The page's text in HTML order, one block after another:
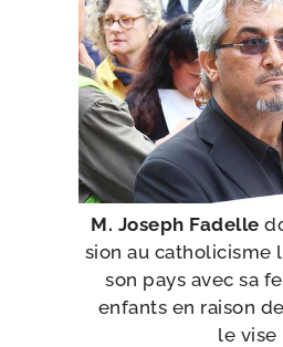
M. Joseph Fadelle
sion au catho­li­cisme
son pays avec sa
enfants en rai­son
le vise